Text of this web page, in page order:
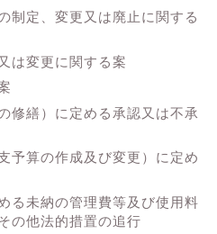
制定、変更又は廃止に関する
は変更に関する案
修繕）に定める承認又は不承
予算の作成及び変更）に定め
る未納の管理費等及び使用料
の他法的措置の追行